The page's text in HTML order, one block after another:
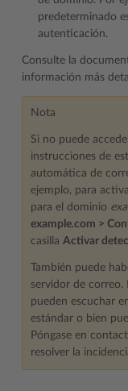
predeterminado
autenticación.
Consulte la
información más
Nota
Si no puede
instrucciones de
automática de
ejemplo, para
para el dominio
example.com >
casilla Activar
También puede
servidor de correo.
pueden escuchar
estándar o bien
Póngase en
resolver la